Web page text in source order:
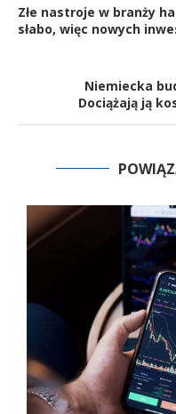
Złe nastroje w branży
słabo, więc nowych
Niemiecka
Dociążają ją